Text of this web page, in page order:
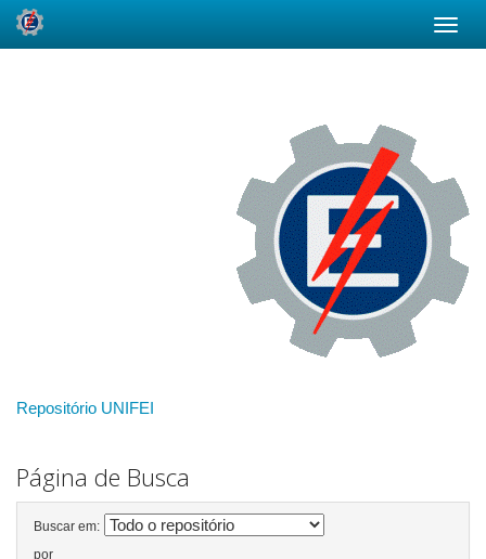
Repositório UNIFEI
Página de Busca
Buscar em:
por